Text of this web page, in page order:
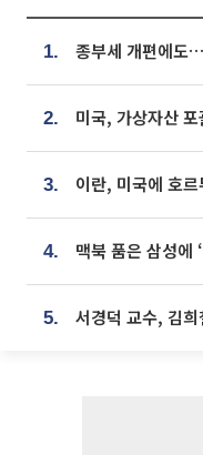
1.
2.
3.
4.
5.